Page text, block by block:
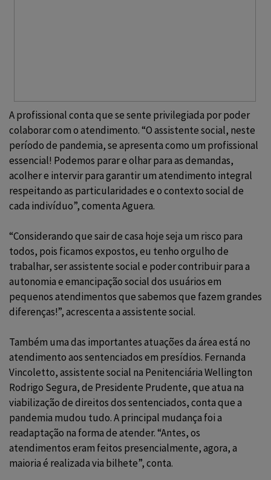
A profissional conta que se sente privilegiada por poder
colaborar com o atendimento. “O assistente social, neste
período de pandemia, se apresenta como um profissional
essencial! Podemos parar e olhar para as demandas,
acolher e intervir para garantir um atendimento integral
respeitando as particularidades e o contexto social de
cada indivíduo”, comenta Aguera.
“Considerando que sair de casa hoje seja um risco para
todos, pois ficamos expostos, eu tenho orgulho de
trabalhar, ser assistente social e poder contribuir para a
autonomia e emancipação social dos usuários em
pequenos atendimentos que sabemos que fazem grandes
diferenças!”, acrescenta a assistente social.
Também uma das importantes atuações da área está no
atendimento aos sentenciados em presídios. Fernanda
Vincoletto, assistente social na Penitenciária Wellington
Rodrigo Segura, de Presidente Prudente, que atua na
viabilização de direitos dos sentenciados, conta que a
pandemia mudou tudo. A principal mudança foi a
readaptação na forma de atender. “Antes, os
atendimentos eram feitos presencialmente, agora, a
maioria é realizada via bilhete”, conta.